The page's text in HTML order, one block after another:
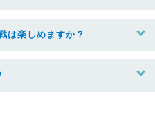
は楽しめますか？